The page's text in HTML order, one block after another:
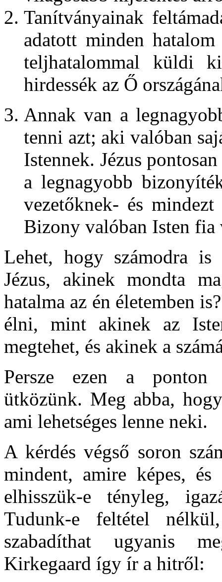
Tanítványainak
adatott minden
teljhatalommal küldi
hirdessék az Ő
Annak van a
tenni azt; aki valóban
Istennek. Jézus
a legnagyobb
vezetőknek- és
Bizony valóban Isten fia
Lehet, hogy számodra
Jézus, akinek mondta
hatalma az én életemben
élni, mint akinek az
megtehet, és akinek a
Persze ezen a ponton
ütközünk. Meg abba,
ami lehetséges lenne neki.
A kérdés végső soron
mindent, amire képes,
elhisszük-e tényleg,
Tudunk-e feltétel
szabadíthat ugyanis
Kirkegaard így ír a hitről: